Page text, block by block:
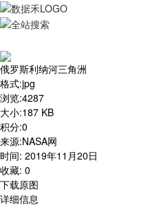
俄罗斯利纳河三角洲
格式:jpg
浏览:4287
大小:187 KB
积分:0
来源:NASA网
时间: 2019年11月20日
收藏: 0
下载原图
详细信息